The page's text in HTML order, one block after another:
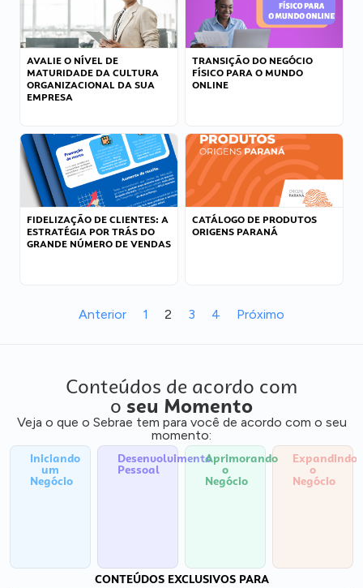
AVALIE O NÍVEL DE
MATURIDADE DA CULTURA
ORGANIZACIONAL DA SUA
EMPRESA
TRANSIÇÃO DO NEGÓCIO
FÍSICO PARA O MUNDO
ONLINE
FIDELIZAÇÃO DE CLIENTES: A
ESTRATÉGIA POR TRÁS DO
GRANDE NÚMERO DE VENDAS
CATÁLOGO DE PRODUTOS
ORIGENS PARANÁ
Anterior 1 2 3 4 Próximo
Conteúdos de acordo com
o seu Momento
Veja o que o Sebrae tem para você de acordo com o seu
momento:
Iniciando
um
Negócio
Desenvolvimento
Pessoal
Aprimorando
o
Negócio
Expandindo
o
Negócio
CONTEÚDOS EXCLUSIVOS PARA